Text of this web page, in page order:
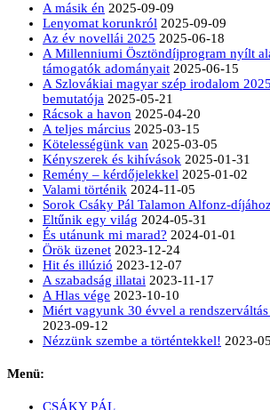
A másik én 2025-09-09
Lenyomat korunkról 2025-09-09
Az év novellái 2025 2025-06-18
A Millenniumi Ösztöndíjprogram nyílt
támogatók adományait 2025-06-15
A Szlovákiai magyar szép irodalom
bemutatója 2025-05-21
Rácsok a havon 2025-04-20
A teljes március 2025-03-15
Kötelességünk van 2025-03-05
Kényszerek és kihívások 2025-01-31
Remény – kérdőjelekkel 2025-01-02
Valami történik 2024-11-05
Sorok Csáky Pál Talamon Alfonz-
Eltűnik egy világ 2024-05-31
És utánunk mi marad? 2024-01-01
Örök üzenet 2023-12-24
Hit és illúzió 2023-12-07
A szabadság illatai 2023-11-17
A Hlas vége 2023-10-10
Miért vagyunk 30 évvel a
2023-09-12
Nézzünk szembe a történtekkel! 2023-
Menü:
CSÁKY PÁL